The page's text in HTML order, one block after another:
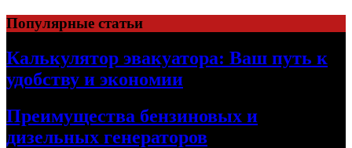
Skip
to
content
Популярные статьи
Калькулятор эвакуатора: Ваш путь к
удобству и экономии
Преимущества бензиновых и
дизельных генераторов